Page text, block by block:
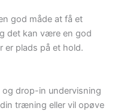
god måde at få et
det kan være en god
er plads på et hold.
drop-in undervisning
træning eller vil opøve